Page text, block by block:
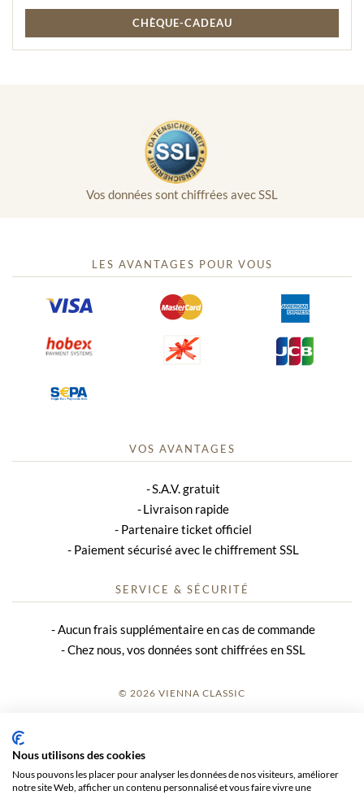
CHÈQUE-CADEAU
Vos données sont chiffrées avec SSL
LES AVANTAGES POUR VOUS
VOS AVANTAGES
S.A.V. gratuit
Livraison rapide
Partenaire ticket officiel
Paiement sécurisé avec le chiffrement SSL
SERVICE & SÉCURITÉ
Aucun frais supplémentaire en cas de commande
Chez nous, vos données sont chiffrées en SSL
© 2026 VIENNA CLASSIC
Nous utilisons des cookies
Nous pouvons les placer pour analyser les données de nos visiteurs, améliorer
notre site Web, afficher un contenu personnalisé et vous faire vivre une